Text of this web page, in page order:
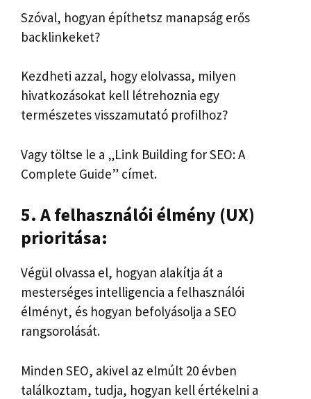
Szóval, hogyan építhetsz manapság erős
backlinkeket?
Kezdheti azzal, hogy elolvassa, milyen
hivatkozásokat kell létrehoznia egy
természetes visszamutató profilhoz?
Vagy töltse le a „Link Building for SEO: A
Complete Guide” címet.
5. A felhasználói élmény (UX)
prioritása:
Végül olvassa el, hogyan alakítja át a
mesterséges intelligencia a felhasználói
élményt, és hogyan befolyásolja a SEO
rangsorolását.
Minden SEO, akivel az elmúlt 20 évben
találkoztam, tudja, hogyan kell értékelni a